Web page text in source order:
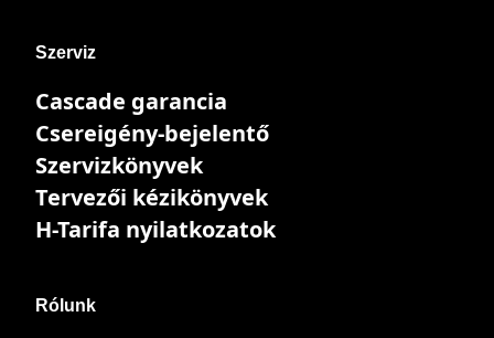
Szerviz
Cascade garancia
Csereigény-bejelentő
Szervizkönyvek
Tervezői kézikönyvek
H-Tarifa nyilatkozatok
Rólunk